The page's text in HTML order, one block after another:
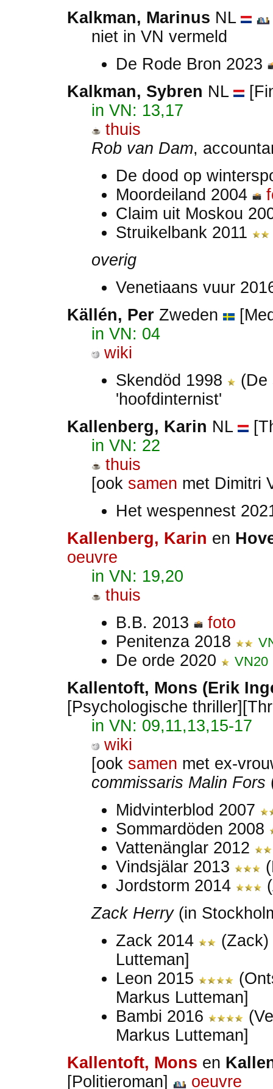
Kalkman, Marinus NL
niet in VN vermeld
De Rode Bron 2023
Kalkman, Sybren NL
in VN: 13,17
thuis
Rob van Dam,
De dood op
Moordeiland 2004
Claim uit Moskou
Struikelbank 2011
overig
Venetiaans vuur
Källén, Per Zweden
in VN: 04
wiki
Skendöd 1998
(De
'hoofdinternist'
Kallenberg, Karin NL
in VN: 22
thuis
[ook samen met Dimitri
Het wespennest
Kallenberg, Karin en
oeuvre
in VN: 19,20
thuis
B.B. 2013
foto
Penitenza 2018
De orde 2020 VN20
Kallentoft, Mons (Erik
[Psychologische
in VN: 09,11,13,15-17
wiki
[ook samen met ex-
commissaris Malin Fors
Midvinterblod 2007
Sommardöden 2008
Vattenänglar 2012
Vindsjälar 2013
Jordstorm 2014
Zack Herry(in
Zack 2014
(Zack)
Lutteman]
Leon 2015
Markus Lutteman]
Bambi 2016
Markus Lutteman]
Kallentoft, Mons en
[Politieroman]
oeuvre